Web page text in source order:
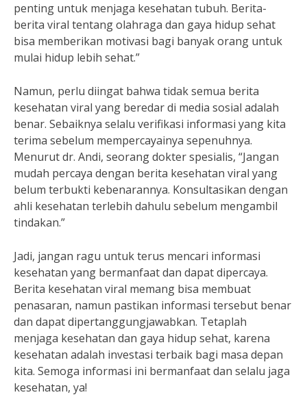
penting untuk menjaga kesehatan tubuh. Berita-
berita viral tentang olahraga dan gaya hidup sehat
bisa memberikan motivasi bagi banyak orang untuk
mulai hidup lebih sehat.”
Namun, perlu diingat bahwa tidak semua berita
kesehatan viral yang beredar di media sosial adalah
benar. Sebaiknya selalu verifikasi informasi yang kita
terima sebelum mempercayainya sepenuhnya.
Menurut dr. Andi, seorang dokter spesialis, “Jangan
mudah percaya dengan berita kesehatan viral yang
belum terbukti kebenarannya. Konsultasikan dengan
ahli kesehatan terlebih dahulu sebelum mengambil
tindakan.”
Jadi, jangan ragu untuk terus mencari informasi
kesehatan yang bermanfaat dan dapat dipercaya.
Berita kesehatan viral memang bisa membuat
penasaran, namun pastikan informasi tersebut benar
dan dapat dipertanggungjawabkan. Tetaplah
menjaga kesehatan dan gaya hidup sehat, karena
kesehatan adalah investasi terbaik bagi masa depan
kita. Semoga informasi ini bermanfaat dan selalu jaga
kesehatan, ya!